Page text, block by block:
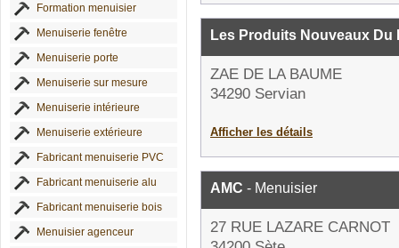
Formation menuisier
Menuiserie fenêtre
Menuiserie porte
Menuiserie sur mesure
Menuiserie intérieure
Menuiserie extérieure
Fabricant menuiserie PVC
Fabricant menuiserie alu
Fabricant menuiserie bois
Menuisier agenceur
Les Produits Nouveaux Du
ZAE DE LA BAUME
34290 Servian
Afficher les détails
AMC - Menuisier
27 RUE LAZARE CARNOT